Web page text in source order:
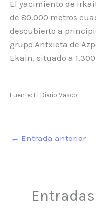
El yacimiento de
de 80.000 metros
descubierto a
grupo Antxieta de
Ekain, situado a
Fuente: El Diario Vasco
← Entrada anterior